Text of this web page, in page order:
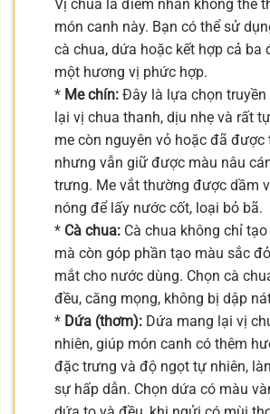
Vị chua là điểm nhấn không thể
món canh này. Bạn có thể sử
cà chua, dứa hoặc kết hợp cả ba
một hương vị phức hợp.
* Me chín: Đây là lựa chọn truyền
lại vị chua thanh, dịu nhẹ và rất
me còn nguyên vỏ hoặc đã được
nhưng vẫn giữ được màu nâu
trưng. Me vắt thường được dầm
nóng để lấy nước cốt, loại bỏ bã.
* Cà chua: Cà chua không chỉ
mà còn góp phần tạo màu sắc
mắt cho nước dùng. Chọn cà
đều, căng mọng, không bị dập
* Dứa (thơm): Dứa mang lại vị
nhiên, giúp món canh có thêm
đặc trưng và độ ngọt tự nhiên,
sự hấp dẫn. Chọn dứa có màu